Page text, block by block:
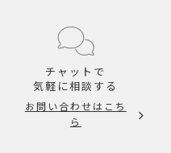
チャットで
気軽に相談する
お問い合わせはこち
ら